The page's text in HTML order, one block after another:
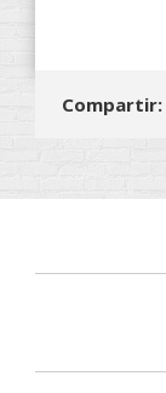
Compartir: